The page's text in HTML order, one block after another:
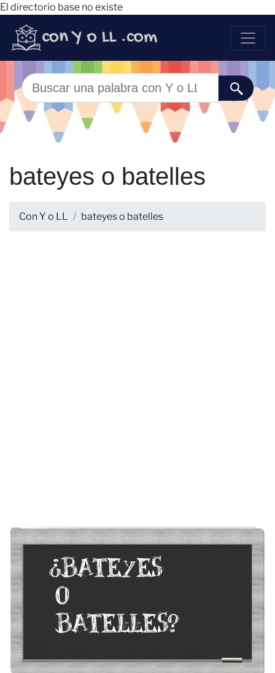
El directorio base no existe
bateyes o batelles
Con Y o LL bateyes o batelles